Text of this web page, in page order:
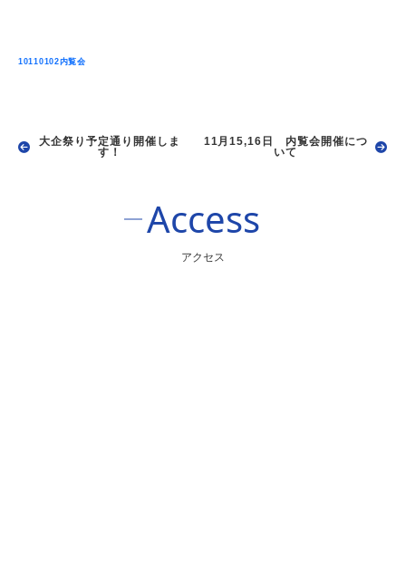
10110102内覧会
大企祭り予定通り開催しま
す！
11月15,16日 内覧会開催につ
いて
Access
アクセス